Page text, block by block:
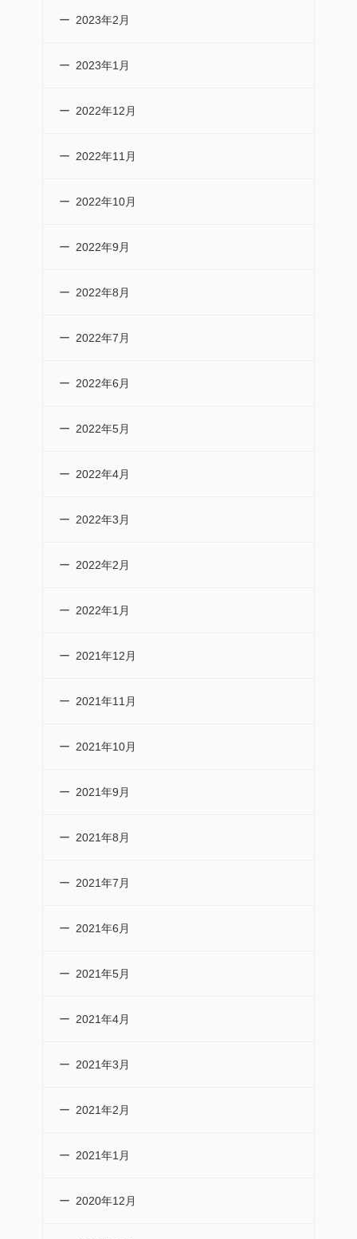
2023年2月
2023年1月
2022年12月
2022年11月
2022年10月
2022年9月
2022年8月
2022年7月
2022年6月
2022年5月
2022年4月
2022年3月
2022年2月
2022年1月
2021年12月
2021年11月
2021年10月
2021年9月
2021年8月
2021年7月
2021年6月
2021年5月
2021年4月
2021年3月
2021年2月
2021年1月
2020年12月